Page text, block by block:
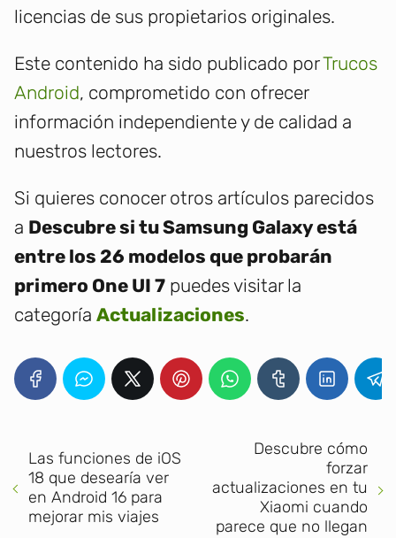
licencias de sus propietarios originales.
Este contenido ha sido publicado porTrucos
Android, comprometido con ofrecer
información independiente y de calidad a
nuestros lectores.
Si quieres conocer otros artículos parecidos
a Descubre si tu Samsung Galaxy está
entre los 26 modelos que probarán
primero One UI 7 puedes visitar la
categoría Actualizaciones.
Las funciones de iOS
18 que desearía ver
en Android 16 para
mejorar mis viajes
Descubre cómo
forzar
actualizaciones en tu
Xiaomi cuando
parece que no llegan